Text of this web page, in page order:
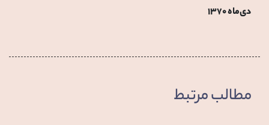
دی‌ماه ۱۳۷۰
مطالب مرتبط